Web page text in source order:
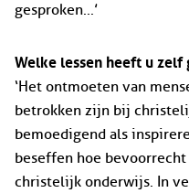
gesproken...’
Welke lessen heeft u zelf
‘Het ontmoeten van
betrokken zijn bij
bemoedigend als
beseffen hoe
christelijk onderwijs. In